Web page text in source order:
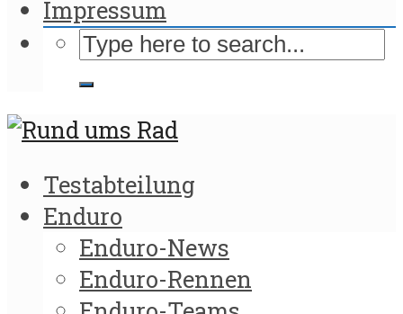
Impressum
Testabteilung
Enduro
Enduro-News
Enduro-Rennen